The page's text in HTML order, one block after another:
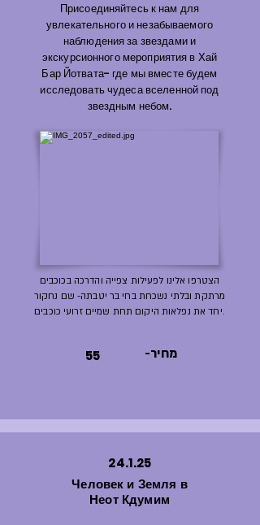
Присоединяйтесь к нам для
увлекательного и незабываемого
наблюдения за звездами и
экскурсионного мероприятия в Хай
Бар Йотвата- где мы вместе будем
исследовать чудеса вселенной под
звездным небом.
הצטרפו אלינו לפעילות צפייה והדרכה בכוכבים
מרתקת ובלתי נשכחת בחי בר יטבתה- שם נחקור
יחד את נפלאות היקום תחת שמיים זרועי כוכבים.
55 -מחיר
24.1.25
Человек и Земля в
Неот Кдумим